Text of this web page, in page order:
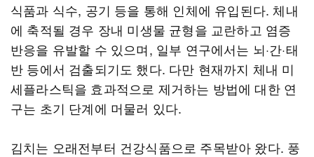
식품과 식수, 공기 등을 통해 인체에 유입된다. 체내
에 축적될 경우 장내 미생물 균형을 교란하고 염증
반응을 유발할 수 있으며, 일부 연구에서는 뇌·간·태
반 등에서 검출되기도 했다. 다만 현재까지 체내 미
세플라스틱을 효과적으로 제거하는 방법에 대한 연
구는 초기 단계에 머물러 있다.
김치는 오래전부터 건강식품으로 주목받아 왔다. 풍